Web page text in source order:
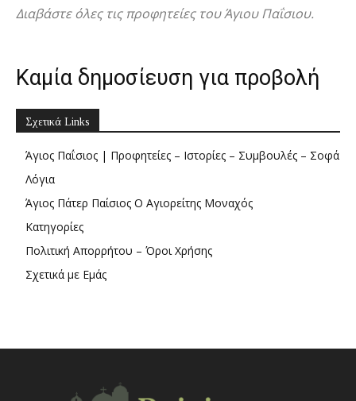
Διαβάστε όλες τις προφητείες του Άγιου Παΐσιου.
Καμία δημοσίευση για προβολή
Σχετικά Links
Άγιος Παΐσιος | Προφητείες – Ιστορίες – Συμβουλές – Σοφά
Λόγια
Άγιος Πάτερ Παίσιος Ο Αγιορείτης Μοναχός
Κατηγορίες
Πολιτική Απορρήτου – Όροι Χρήσης
Σχετικά με Εμάς